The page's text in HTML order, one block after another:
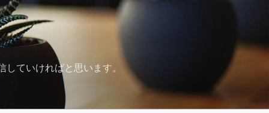
ていければと思います。